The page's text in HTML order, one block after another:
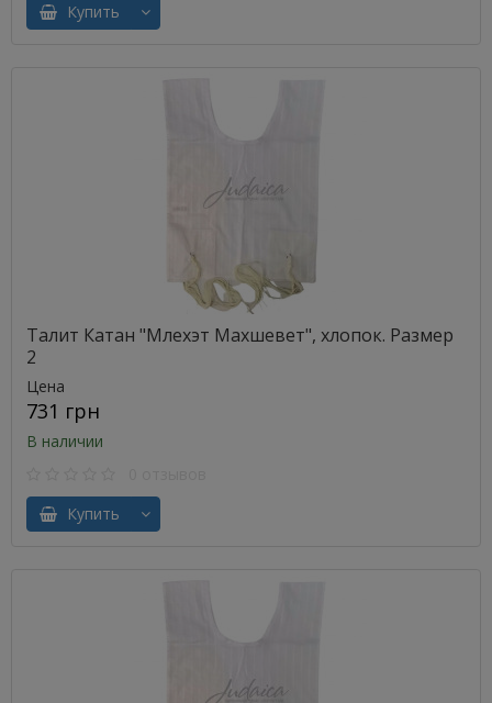
Купить
Талит Катан "Млехэт Махшевет", хлопок. Размер
2
Цена
731 грн
В наличии
Купить